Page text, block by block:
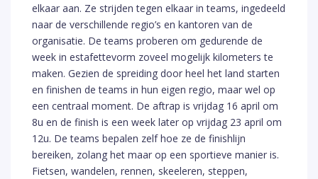
elkaar aan. Ze strijden tegen elkaar in teams, ingedeeld
naar de verschillende regio’s en kantoren van de
organisatie. De teams proberen om gedurende de
week in estafettevorm zoveel mogelijk kilometers te
maken. Gezien de spreiding door heel het land starten
en finishen de teams in hun eigen regio, maar wel op
een centraal moment. De aftrap is vrijdag 16 april om
8u en de finish is een week later op vrijdag 23 april om
12u. De teams bepalen zelf hoe ze de finishlijn
bereiken, zolang het maar op een sportieve manier is.
Fietsen, wandelen, rennen, skeeleren, steppen,